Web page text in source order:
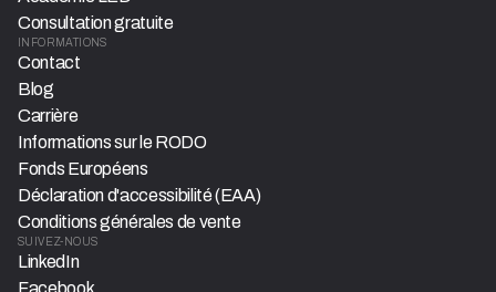
Consultation gratuite
INFORMATIONS
Contact
Blog
Carrière
Informations sur le RODO
Fonds Européens
Déclaration d'accessibilité (EAA)
Conditions générales de vente
SUIVEZ-NOUS
LinkedIn